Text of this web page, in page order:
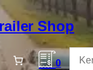
Shop
0